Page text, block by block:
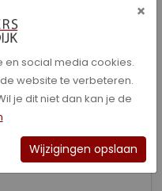
e Advanced edition
×
en social media cookies.
website te verbeteren.
je dit niet dan kan je de
Wijzigingen opslaan